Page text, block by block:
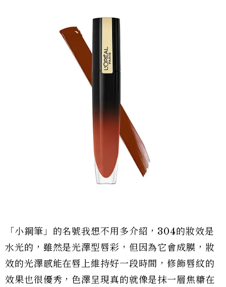
「小鋼筆」的名號我想不用多介紹，304的妝效是
水光的，雖然是光澤型唇彩，但因為它會成膜，妝
效的光澤感能在唇上維持好一段時間，修飾唇紋的
效果也很優秀，色澤呈現真的就像是抹一層焦糖在